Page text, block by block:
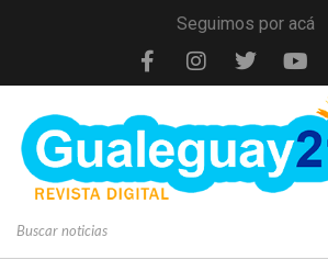
Seguimos por acá